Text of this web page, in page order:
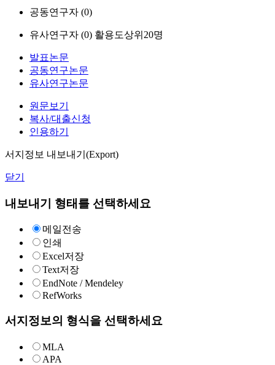
공동연구자 (0)
유사연구자 (0) 활용도상위20명
발표논문
공동연구논문
유사연구논문
원문보기
복사/대출신청
인용하기
서지정보 내보내기(Export)
닫기
내보내기 형태를 선택하세요
메일전송
인쇄
Excel저장
Text저장
EndNote / Mendeley
RefWorks
서지정보의 형식을 선택하세요
MLA
APA